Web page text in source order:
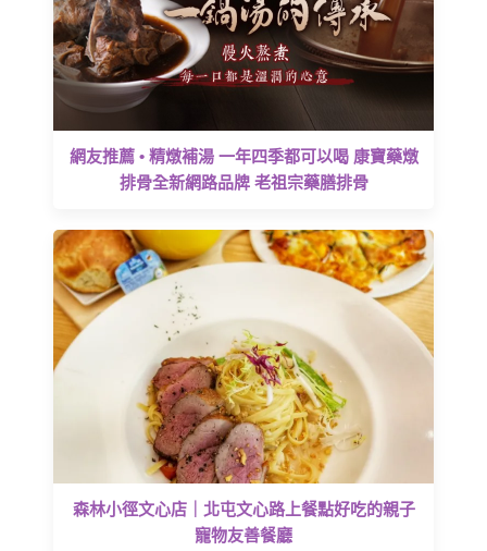
網友推薦 • 精燉補湯 一年四季都可以喝 康寶藥燉
排骨全新網路品牌 老祖宗藥膳排骨
森林小徑文心店｜北屯文心路上餐點好吃的親子
寵物友善餐廳